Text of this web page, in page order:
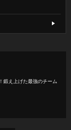
鍛え上げた最強のチーム